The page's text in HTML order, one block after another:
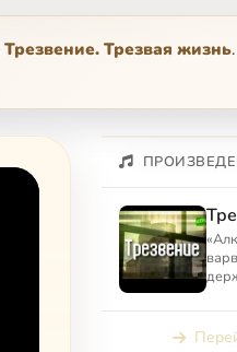
Трезвение. Трезвая жизнь.